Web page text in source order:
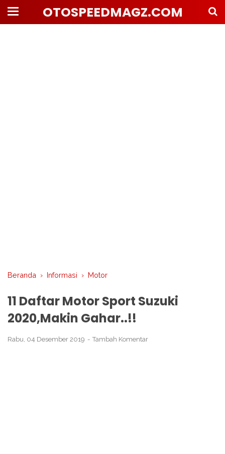
OTOSPEEDMAGZ.COM
Beranda › Informasi › Motor
11 Daftar Motor Sport Suzuki
2020,Makin Gahar..!!
Rabu, 04 Desember 2019 Tambah Komentar